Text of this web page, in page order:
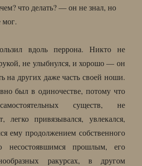
что делать? — он не знал, но
мог.
вдоль перрона. Никто не
не улыбнулся, и хорошо — он
на других даже часть своей ноши.
был в одиночестве, потому что
существ, не
легко привязывался, увлекался,
ему продолжением собственного
несостоявшимся прошлым, его
ракурсах, в другом